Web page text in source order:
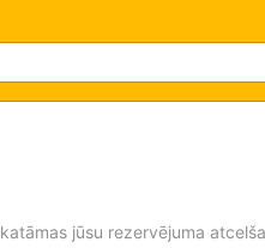
jūsu rezervējuma